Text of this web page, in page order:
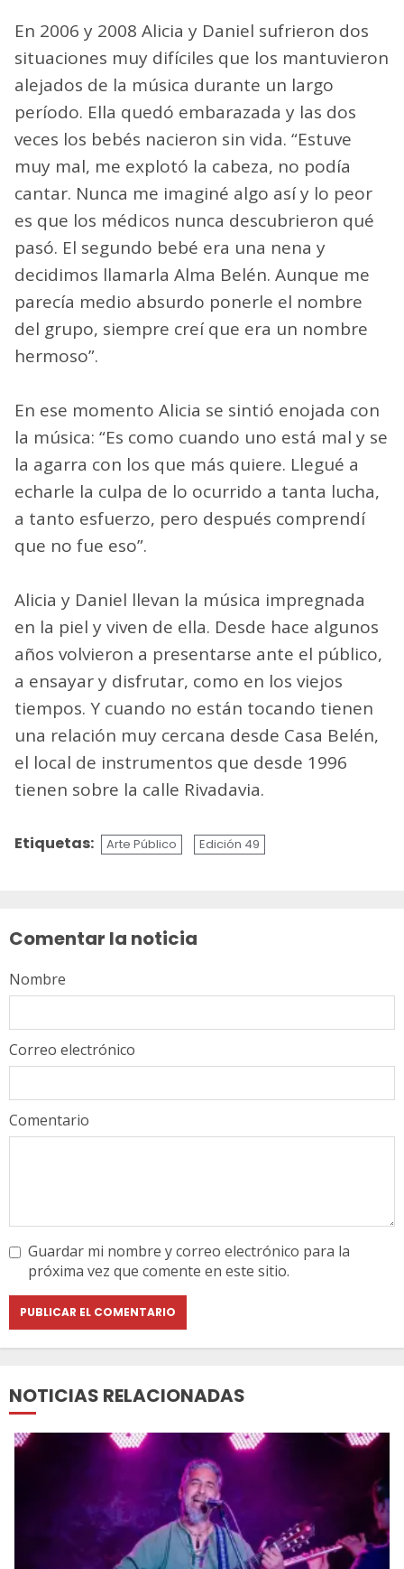
En 2006 y 2008 Alicia y Daniel sufrieron dos
situaciones muy difíciles que los mantuvieron
alejados de la música durante un largo
período. Ella quedó embarazada y las dos
veces los bebés nacieron sin vida. “Estuve
muy mal, me explotó la cabeza, no podía
cantar. Nunca me imaginé algo así y lo peor
es que los médicos nunca descubrieron qué
pasó. El segundo bebé era una nena y
decidimos llamarla Alma Belén. Aunque me
parecía medio absurdo ponerle el nombre
del grupo, siempre creí que era un nombre
hermoso”.
En ese momento Alicia se sintió enojada con
la música: “Es como cuando uno está mal y se
la agarra con los que más quiere. Llegué a
echarle la culpa de lo ocurrido a tanta lucha,
a tanto esfuerzo, pero después comprendí
que no fue eso”.
Alicia y Daniel llevan la música impregnada
en la piel y viven de ella. Desde hace algunos
años volvieron a presentarse ante el público,
a ensayar y disfrutar, como en los viejos
tiempos. Y cuando no están tocando tienen
una relación muy cercana desde Casa Belén,
el local de instrumentos que desde 1996
tienen sobre la calle Rivadavia.
Etiquetas: Arte Público Edición 49
Comentar la noticia
Comentario
Nombre
Correo electrónico
Guardar mi nombre y correo electrónico para la
próxima vez que comente en este sitio.
NOTICIAS RELACIONADAS